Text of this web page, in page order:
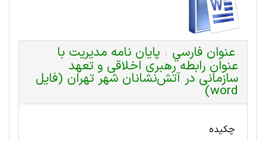
عنوان فارسي : پایان نامه مدیریت با
عنوان رابطه رهبری اخلاقی و تعهد
سازمانی در آتش‌نشانان شهر تهران (فایل
word)
چکیده